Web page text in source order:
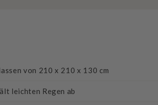
von 210 x 210 x 130 cm
leichten Regen ab